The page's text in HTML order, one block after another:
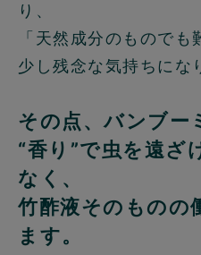
り、
「天然成分のもので
少し残念な気持ちにな
その点、バンブー
“香り”で虫を遠ざ
なく、
竹酢液そのものの
ます。